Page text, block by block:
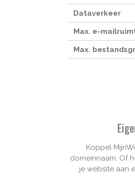
Dataverkeer
Max. e-
Max.
Koppel
domeinnaam. Of
je website aan